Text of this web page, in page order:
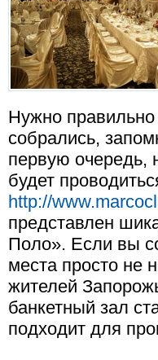
Нужно правильно
собрались,
первую очередь,
будет
http://
представлен
Поло». Если вы
места просто не
жителей
банкетный зал
подходит для